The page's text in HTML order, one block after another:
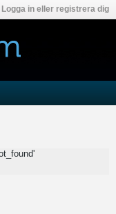
Logga in eller registrera dig